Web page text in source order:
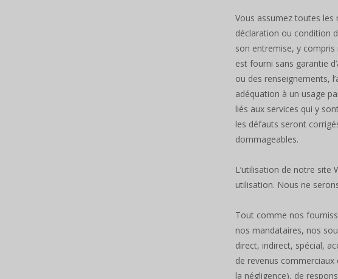
Vous assumez toutes les
déclaration ou condition
son entremise, y
est fourni sans garantie
ou des renseignements,
adéquation à un usage
liés aux services qui y
les défauts seront
dommageables.
L’utilisation de notre site
utilisation. Nous ne
Tout comme nos
nos mandataires, nos
direct, indirect, spécial,
de revenus
la négligence), de